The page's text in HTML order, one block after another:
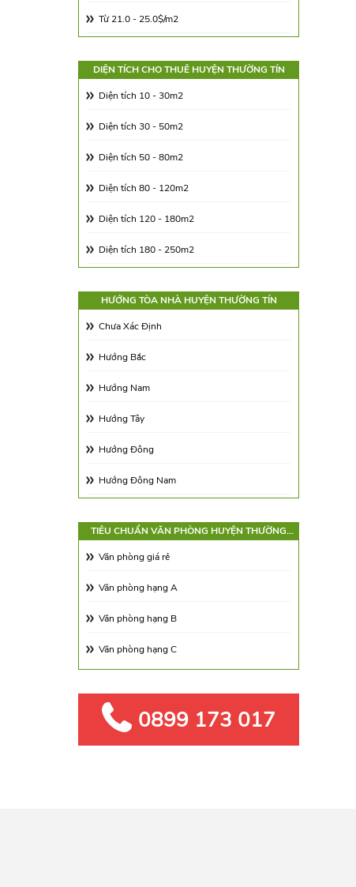
Từ 21.0 - 25.0$/m2
Từ 30.0 - 65.0$/m2
DIỆN TÍCH CHO THUÊ HUYỆN THƯỜNG TÍN
Diện tích 10 - 30m2
Diện tích 30 - 50m2
Diện tích 50 - 80m2
Diện tích 80 - 120m2
Diện tích 120 - 180m2
Diện tích 180 - 250m2
Diện tích 350 - 500m2
HƯỚNG TÒA NHÀ HUYỆN THƯỜNG TÍN
Chưa Xác Định
Hướng Bắc
Hướng Nam
Hướng Tây
Hướng Đông
Hướng Đông Nam
Hướng Tây Bắc
TIÊU CHUẨN VĂN PHÒNG HUYỆN THƯỜNG
Văn phòng giá rẻ
Văn phòng hạng A
Văn phòng hạng B
Văn phòng hạng C
0899 173 017